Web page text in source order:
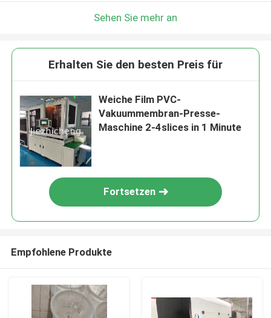
Sehen Sie mehr an
Erhalten Sie den besten Preis für
Weiche Film PVC-
Vakuummembran-Presse-
Maschine 2-4slices in 1 Minute
Fortsetzen
Empfohlene Produkte